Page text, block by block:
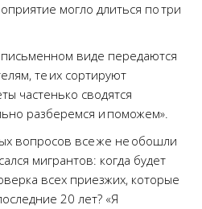
могло длиться по три
виде передаются
те их сортируют
частенько сводятся
разберемся и поможем».
вопросов все же не обошли
мигрантов: когда будет
всех приезжих, которые
20 лет? «Я